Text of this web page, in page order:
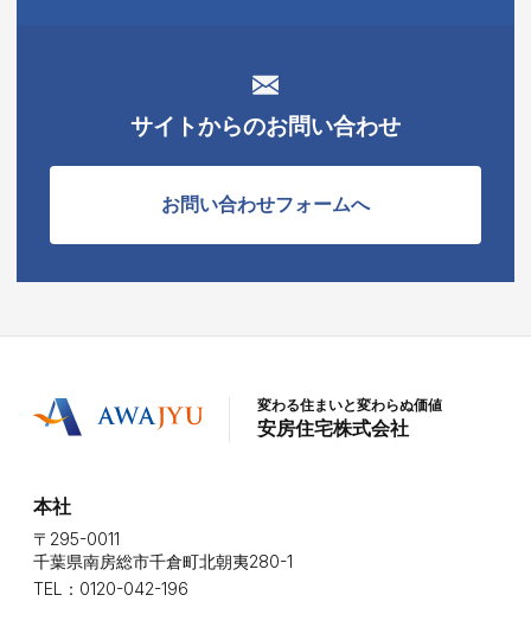
サイトからのお問い合わせ
お問い合わせフォームへ
変わる住まいと変わらぬ価値
安房住宅株式会社
本社
〒295-0011
千葉県南房総市千倉町北朝夷280-1
TEL：0120-042-196